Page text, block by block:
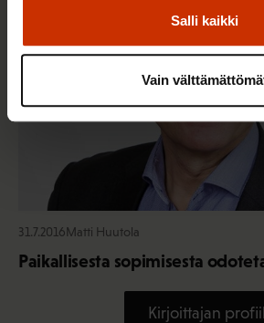
Salli kaikki
Vain
31.7.2016Matti Huutola
Paikallisesta sopimisesta
Kirjoittajan